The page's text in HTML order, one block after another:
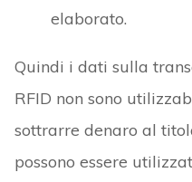
elaborato.
Quindi i dati sulla
RFID non sono
sottrarre denaro al
possono essere